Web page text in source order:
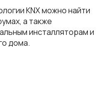
KNX можно найти
а также
инсталляторам и
дома.